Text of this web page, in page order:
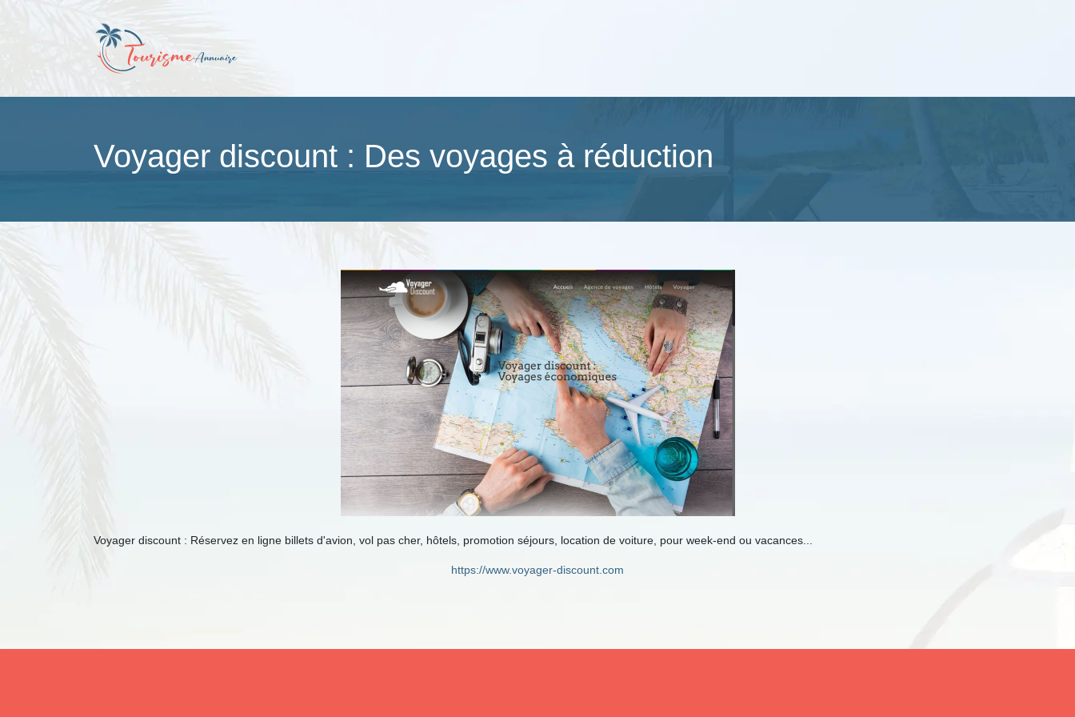
Voyager discount : Des voyages à réduction
Voyager discount : Réservez en ligne billets d'avion, vol pas cher, hôtels, promotion séjours, location de voiture, pour week-end ou vacances...
https://www.voyager-discount.com